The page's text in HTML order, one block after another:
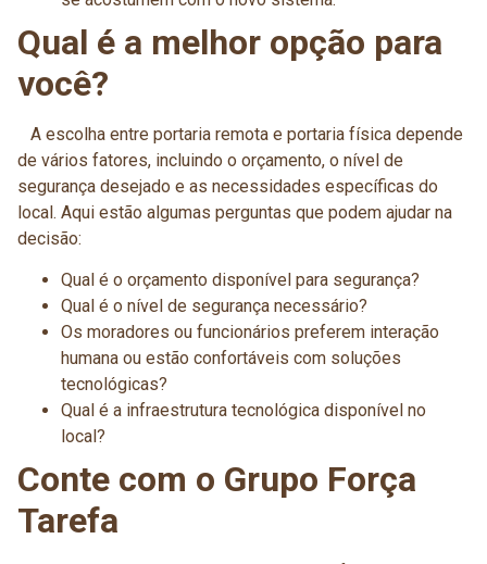
Qual é a melhor opção para
você?
A escolha entre portaria remota e portaria física depende
de vários fatores, incluindo o orçamento, o nível de
segurança desejado e as necessidades específicas do
local. Aqui estão algumas perguntas que podem ajudar na
decisão:
Qual é o orçamento disponível para segurança?
Qual é o nível de segurança necessário?
Os moradores ou funcionários preferem interação
humana ou estão confortáveis com soluções
tecnológicas?
Qual é a infraestrutura tecnológica disponível no
local?
Conte com o Grupo Força
Tarefa